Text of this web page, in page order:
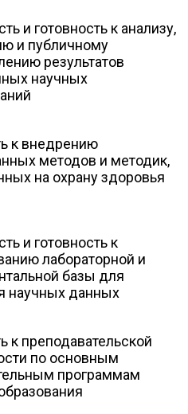
и готовность к анализу,
и публичному
результатов
научных
к внедрению
методов и методик,
на охрану здоровья
и готовность к
лабораторной и
базы для
научных данных
к преподавательской
по основным
программам